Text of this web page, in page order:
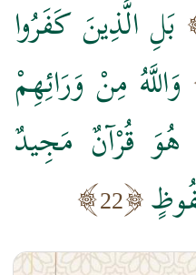
بَلِ الَّذِينَ كَفَرُوا
وَاللَّهُ مِنْ وَرَائِهِمْ
هُوَ قُرْآنٌ مَجِيدٌ
22